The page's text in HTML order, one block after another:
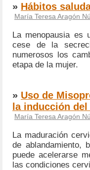
» Hábitos
María Teresa Aragón
La menopausia es
cese de la
numerosos los
etapa de la mujer.
» Uso de
la inducción del
María Teresa Aragón
La maduración
de ablandamiento,
puede acelerarse
las condiciones